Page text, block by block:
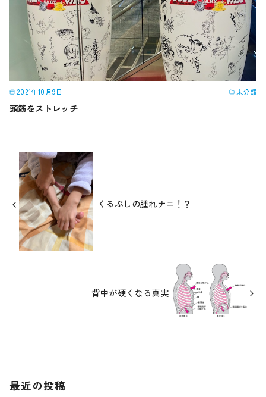
2021年10月9日 未分類
頭筋をストレッチ
くるぶしの腫れナニ！？
背中が硬くなる真実
最近の投稿